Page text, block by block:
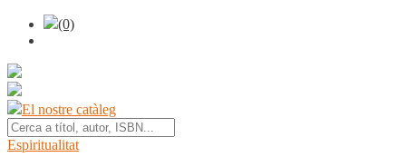
(0)
El nostre catàleg
Espiritualitat